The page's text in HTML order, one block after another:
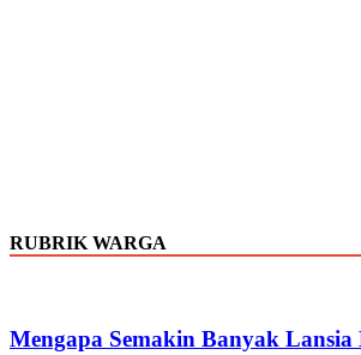
RUBRIK WARGA
Mengapa Semakin Banyak